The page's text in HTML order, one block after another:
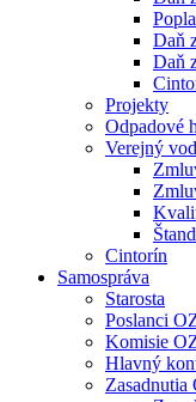
Daň
Daň
Projekty
Odpadové
Verejný
Cintorín
Samospráva
Starosta
Poslanci
Komisie
Hlavný
Zasadnutia